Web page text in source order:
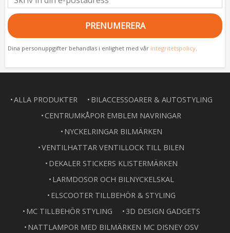
PRENUMERERA
Dina personuppgifter behandlas i enlighet med vår integritetspolicy.
ALLA PRODUKTER
BILACCESSOARER & AUTOSTYLING
CENTRUMKÅPOR EMBLEM NAVRINGAR
NYCKELRINGAR BILMÄRKEN
VENTILHATTAR VENTILLOCK TILL BILEN
DEKALER STICKERS KLISTERMÄRKEN
LARMDOSOR OCH BILNYCKELSKAL
ELSCOOTER TILLBEHÖR & STYLING
MC TILLBEHÖR STYLING
3D DESIGN GADGETS
NATTLAMPOR MED BILMÄRKEN MC DISNEY OSV